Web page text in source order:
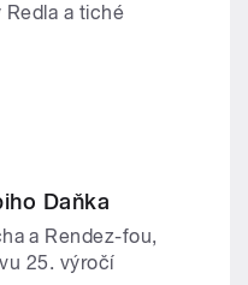
Redla a tiché
Daňka
a Rendez-fou,
25. výročí